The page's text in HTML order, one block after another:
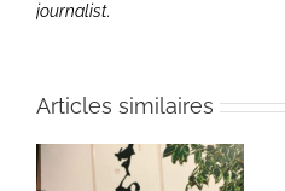
journalist.
Articles similaires